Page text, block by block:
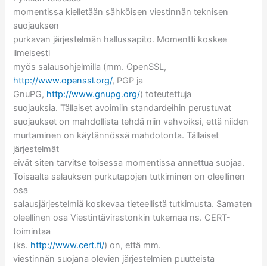
momentissa kielletään sähköisen viestinnän teknisen
suojauksen
purkavan järjestelmän hallussapito. Momentti koskee
ilmeisesti
myös salausohjelmilla (mm. OpenSSL,
http://www.openssl.org/, PGP ja
GnuPG, http://www.gnupg.org/) toteutettuja
suojauksia. Tällaiset avoimiin standardeihin perustuvat
suojaukset on mahdollista tehdä niin vahvoiksi, että niiden
murtaminen on käytännössä mahdotonta. Tällaiset
järjestelmät
eivät siten tarvitse toisessa momentissa annettua suojaa.
Toisaalta salauksen purkutapojen tutkiminen on oleellinen
osa
salausjärjestelmiä koskevaa tieteellistä tutkimusta. Samaten
oleellinen osa Viestintävirastonkin tukemaa ns. CERT-
toimintaa
(ks. http://www.cert.fi/) on, että mm.
viestinnän suojana olevien järjestelmien puutteista